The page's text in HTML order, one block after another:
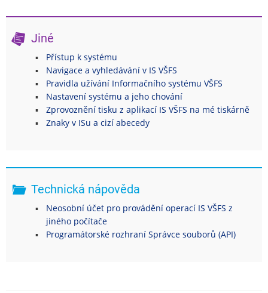
Jiné
Přístup k systému
Navigace a vyhledávání v IS VŠFS
Pravidla užívání Informačního systému VŠFS
Nastavení systému a jeho chování
Zprovoznění tisku z aplikací IS VŠFS na mé tiskárně
Znaky v ISu a cizí abecedy
Technická nápověda
Neosobní účet pro provádění operací IS VŠFS z
jiného počítače
Programátorské rozhraní Správce souborů (API)